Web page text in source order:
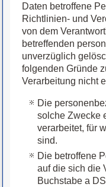
Daten betroffene
Richtlinien- und
von dem
betreffenden
unverzüglich
folgenden Gründe
Verarbeitung nicht
Die
solche Zwecke
verarbeitet, für
sind.
Die betroffene
auf die sich die
Buchstabe a